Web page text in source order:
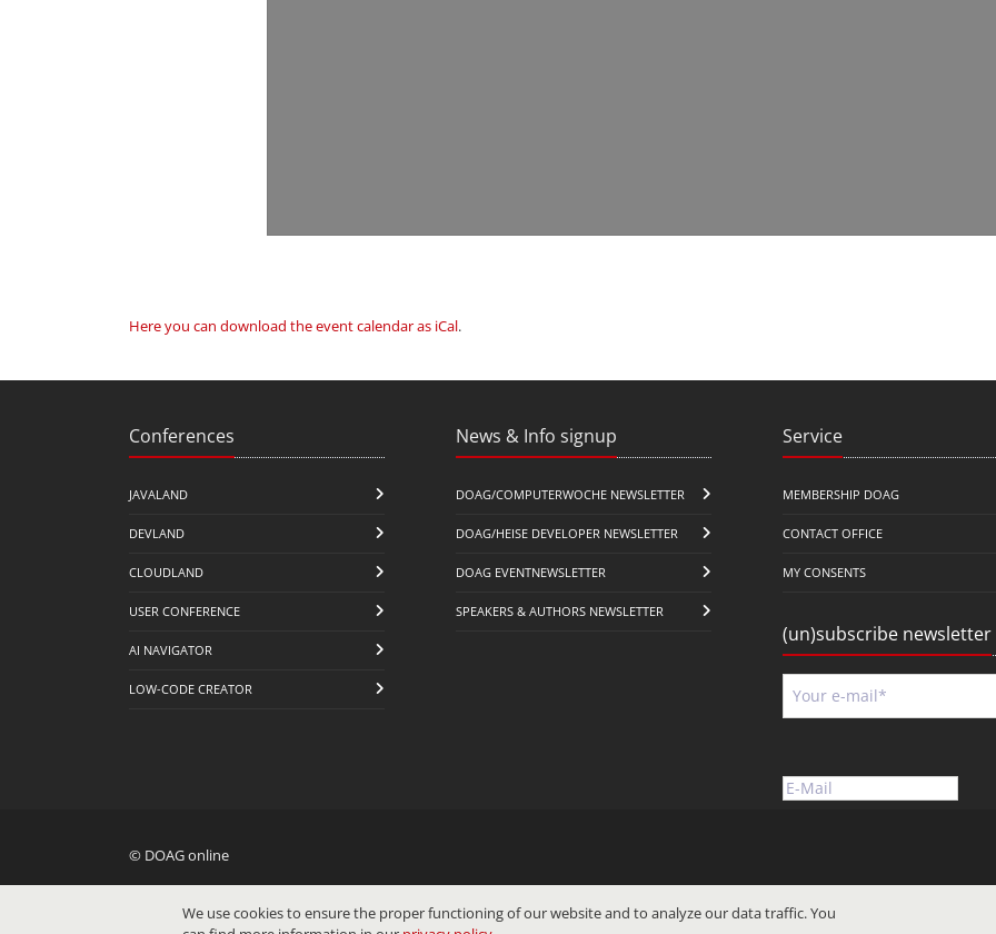
Here you can download the event calendar as iCal.
Conferences
JAVALAND
DEVLAND
CLOUDLAND
USER CONFERENCE
AI NAVIGATOR
LOW-CODE CREATOR
News & Info signup
DOAG/COMPUTERWOCHE NEWSLETTER
DOAG/HEISE DEVELOPER NEWSLETTER
DOAG EVENTNEWSLETTER
SPEAKERS & AUTHORS NEWSLETTER
Service
MEMBERSHIP DOAG
CONTACT OFFICE
MY CONSENTS
(un)subscribe newsletter
© DOAG online
We use cookies to ensure the proper functioning of our website and to analyze our data traffic. You